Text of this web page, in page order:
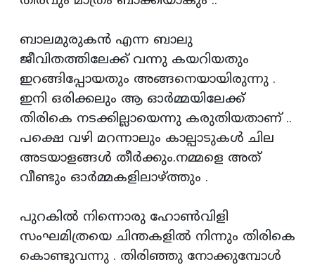
ബാലമുരുകൻ എന്ന ബാലു
ജീവിതത്തിലേക്ക് വന്നു കയറിയതും
ഇറങ്ങിപ്പോയതും അങ്ങനെയായിരുന്നു .
ഇനി ഒരിക്കലും ആ ഓർമ്മയിലേക്ക്
തിരികെ നടക്കില്ലായെന്നു കരുതിയതാണ് ..
പക്ഷെ വഴി മറന്നാലും കാല്പാടുകൾ ചില
അടയാളങ്ങൾ തീർക്കും.നമ്മളെ അത്
വീണ്ടും ഓർമ്മകളിലാഴ്ത്തും .
പുറകിൽ നിന്നൊരു ഹോൺവിളി
സംഘമിത്രയെ ചിന്തകളിൽ നിന്നും തിരികെ
കൊണ്ടുവന്നു . തിരിഞ്ഞു നോക്കുമ്പോൾ